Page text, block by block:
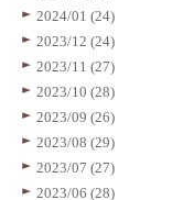
2024/01 (24)
2023/12 (24)
2023/11 (27)
2023/10 (28)
2023/09 (26)
2023/08 (29)
2023/07 (27)
2023/06 (28)